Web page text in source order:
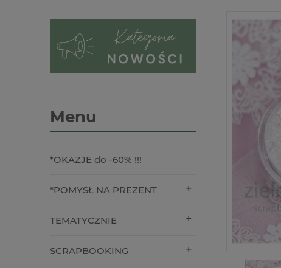
Menu
*OKAZJE do -60% !!!
*POMYSŁ NA PREZENT
TEMATYCZNIE
SCRAPBOOKING